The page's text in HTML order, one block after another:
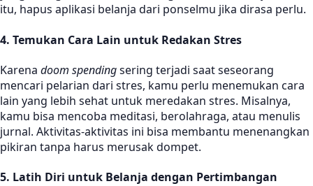
itu, hapus aplikasi belanja dari ponselmu jika dirasa perlu.
4. Temukan Cara Lain untuk Redakan Stres
Karena doom spendingsering terjadi saat seseorang
mencari pelarian dari stres, kamu perlu menemukan cara
lain yang lebih sehat untuk meredakan stres. Misalnya,
kamu bisa mencoba meditasi, berolahraga, atau menulis
jurnal. Aktivitas-aktivitas ini bisa membantu menenangkan
pikiran tanpa harus merusak dompet.
5. Latih Diri untuk Belanja dengan Pertimbangan